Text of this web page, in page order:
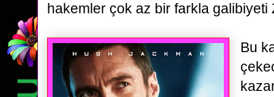
hakemler çok az bir farkla
Bu